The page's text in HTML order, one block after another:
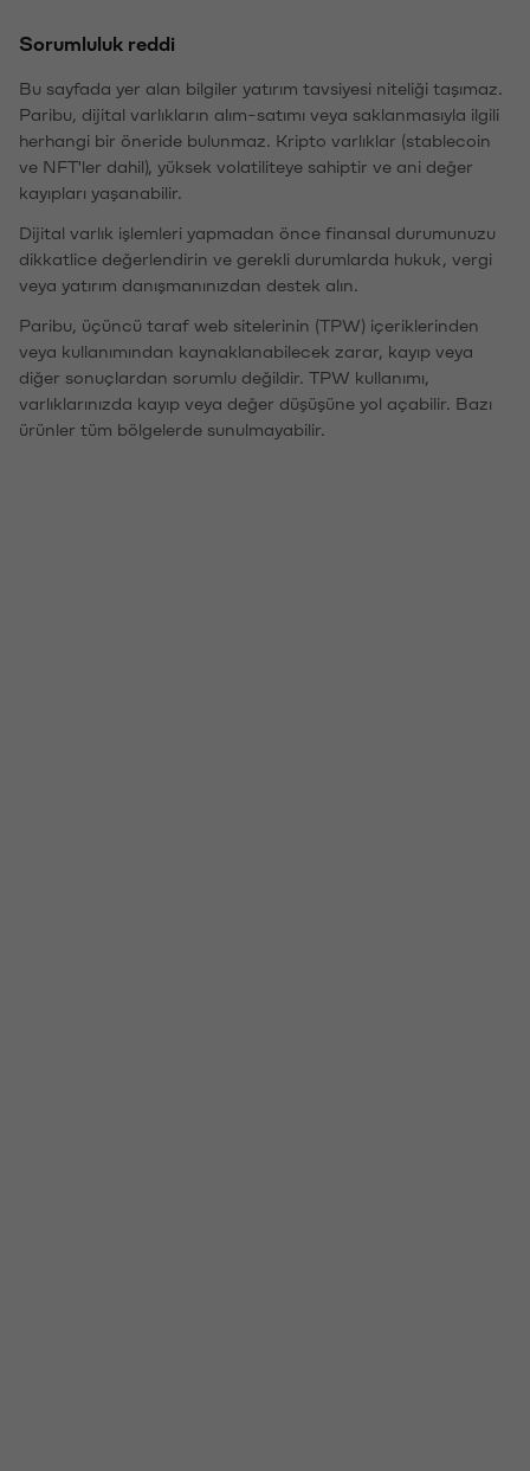
Sorumluluk reddi
Bu sayfada yer alan bilgiler yatırım tavsiyesi niteliği taşımaz.
Paribu, dijital varlıkların alım-satımı veya saklanmasıyla ilgili
herhangi bir öneride bulunmaz. Kripto varlıklar (stablecoin
ve NFT'ler dahil), yüksek volatiliteye sahiptir ve ani değer
kayıpları yaşanabilir.
Dijital varlık işlemleri yapmadan önce finansal durumunuzu
dikkatlice değerlendirin ve gerekli durumlarda hukuk, vergi
veya yatırım danışmanınızdan destek alın.
Paribu, üçüncü taraf web sitelerinin (TPW) içeriklerinden
veya kullanımından kaynaklanabilecek zarar, kayıp veya
diğer sonuçlardan sorumlu değildir. TPW kullanımı,
varlıklarınızda kayıp veya değer düşüşüne yol açabilir. Bazı
ürünler tüm bölgelerde sunulmayabilir.